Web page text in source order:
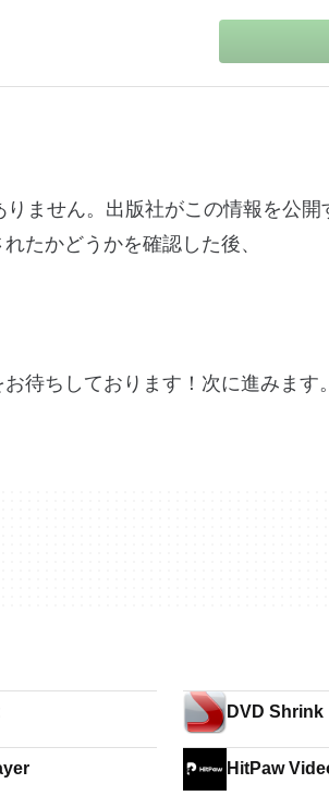
ません。出版社がこの情報を公開
たかどうかを確認した後、
待ちしております！次に進みます。
DVD Shrink
HitPaw